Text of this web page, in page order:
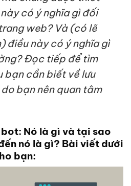
có ý nghĩa gì đối
web? Và (có lẽ
điều này có ý nghĩa gì
Đọc tiếp để tìm
bạn cần biết về lưu
bạn nên quan tâm
Nó là gì và tại sao
nó là gì? Bài viết dưới
bạn: